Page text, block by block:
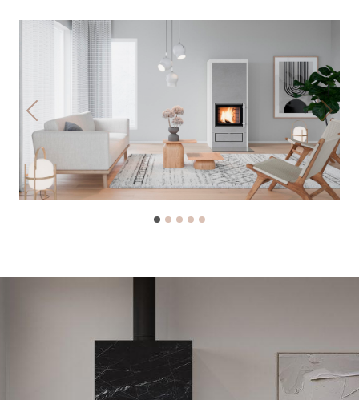
Previous Next